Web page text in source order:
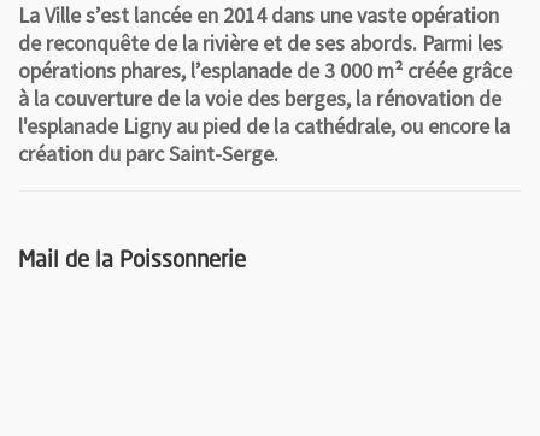
La Ville s’est lancée en 2014 dans une vaste opération
de reconquête de la rivière et de ses abords. Parmi les
opérations phares, l’esplanade de 3 000 m² créée grâce
à la couverture de la voie des berges, la rénovation de
l'esplanade Ligny au pied de la cathédrale, ou encore la
création du parc Saint-Serge.
Mail de la Poissonnerie